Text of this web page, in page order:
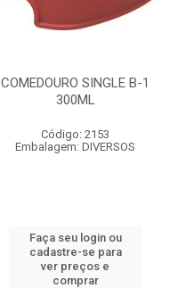
COMEDOURO SINGLE B-1
300ML
Código: 2153
Embalagem: DIVERSOS
Faça seu login ou
cadastre-se para
ver preços e
comprar